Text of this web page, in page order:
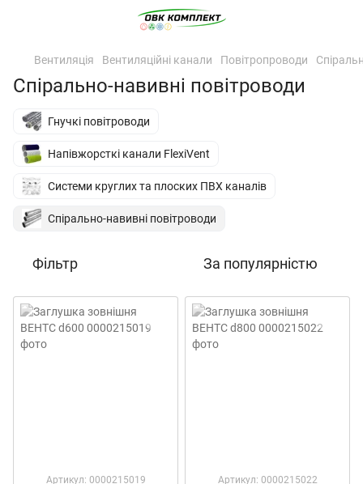
Вентиляція Вентиляційні канали Повітропроводи
Спірально-навивні повітроводи
Гнучкі повітроводи
Напівжорсткі канали FlexiVent
Системи круглих та плоских ПВХ каналів
Спірально-навивні повітроводи
Фільтр За популярністю
Артикул: 0000215019 Артикул: 0000215022